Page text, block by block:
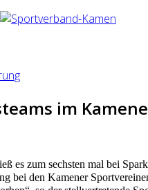
im
es zum sechsten mal bei
bei den Kamener